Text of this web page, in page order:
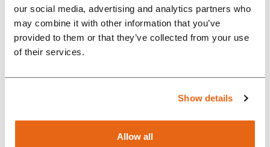
our social media, advertising and analytics partners who
may combine it with other information that you’ve
provided to them or that they’ve collected from your use
of their services.
Show details
Allow all
”Široká škála komponentů,
kterou je třeba vyrábět, dodávka
velkého množství dílů a
vícestupňový montážní proces
dělá z tohoto produktu velkou